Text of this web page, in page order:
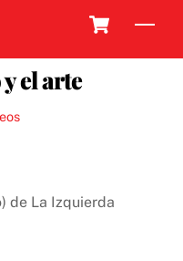
el arte
de La Izquierda